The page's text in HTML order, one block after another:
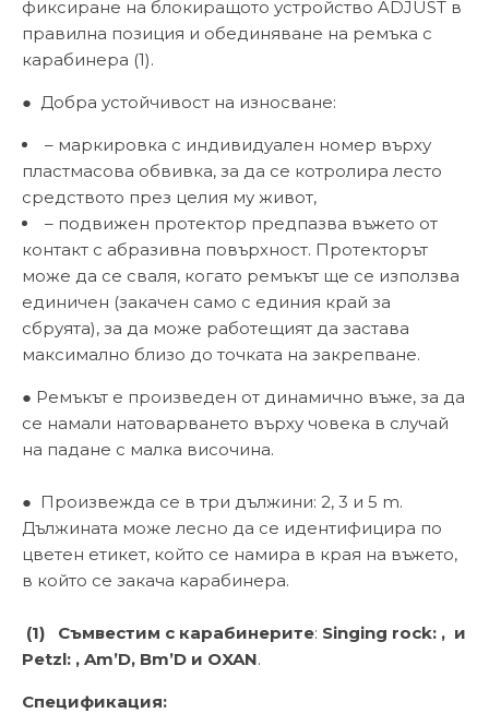
фиксиране на блокиращото устройство ADJUST в
правилна позиция и обединяване на ремъка с
карабинера (1).
● Добра устойчивост на износване:
– маркировка с индивидуален номер върху
пластмасова обвивка, за да се котролира лесто
средството през целия му живот,
– подвижен протектор предпазва въжето от
контакт с абразивна повърхност. Протекторът
може да се сваля, когато ремъкът ще се използва
единичен (закачен само с единия край за
сбруята), за да може работещият да застава
максимално близо до точката на закрепване.
● Ремъкът е произведен от динамично въже, за да
се намали натоварването върху човека в случай
на падане с малка височина.
● Произвежда се в три дължини: 2, 3 и 5 m.
Дължината може лесно да се идентифицира по
цветен етикет, който се намира в края на въжето,
в който се закача карабинера.
(1) Съмвестим с карабинерите: Singing rock: , и
Petzl: , Am’D, Bm’D и OXAN.
Спецификация: